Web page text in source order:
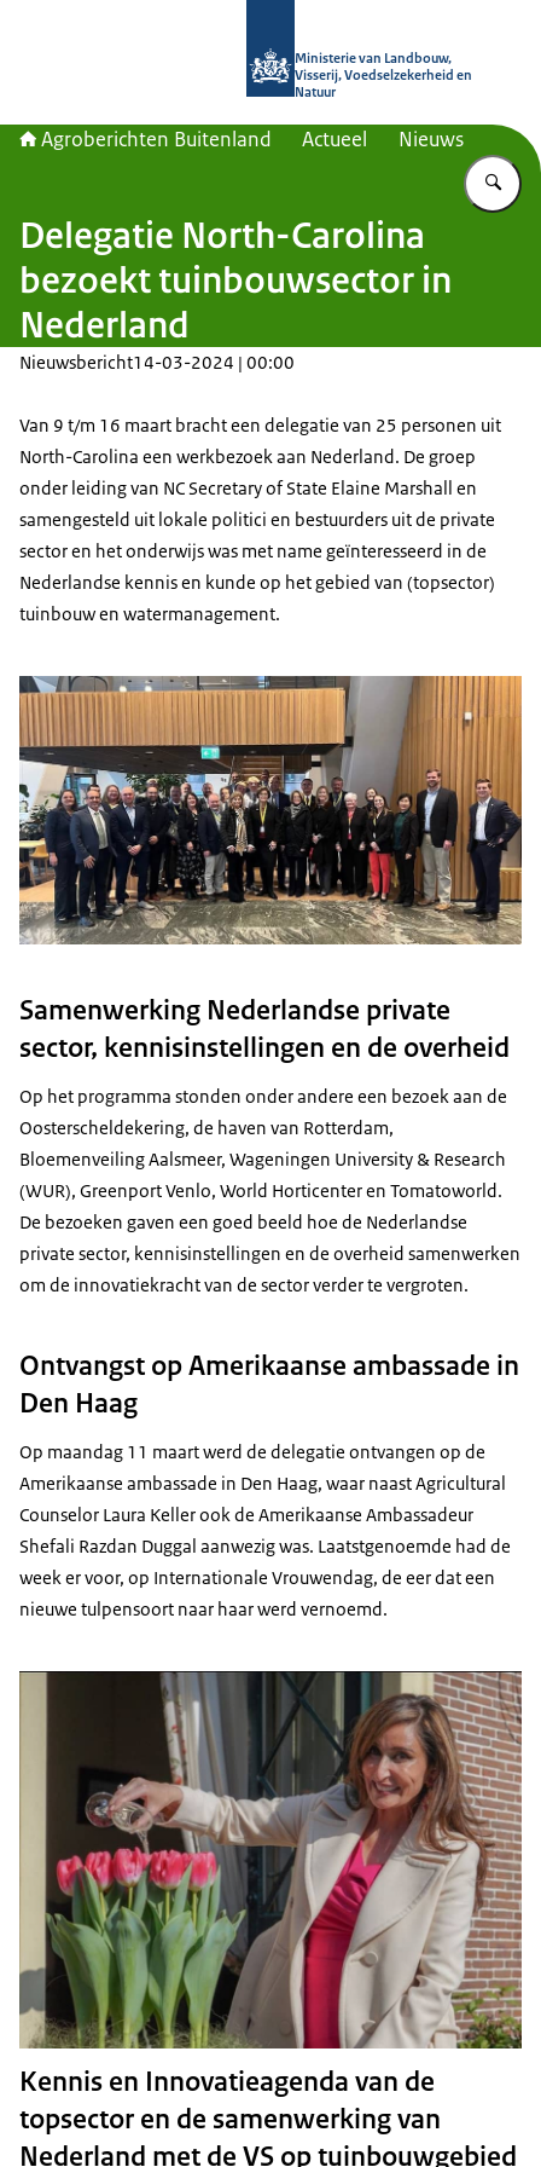
Ministerie van Landbouw,
Visserij, Voedselzekerheid en
Natuur
Agroberichten Buitenland Actueel Nieuws
Delegatie North-Carolina
bezoekt tuinbouwsector in
Nederland
Nieuwsbericht14-03-2024 | 00:00
Van 9 t/m 16 maart bracht een delegatie van 25 personen uit
North-Carolina een werkbezoek aan Nederland. De groep
onder leiding van NC Secretary of State Elaine Marshall en
samengesteld uit lokale politici en bestuurders uit de private
sector en het onderwijs was met name geïnteresseerd in de
Nederlandse kennis en kunde op het gebied van (topsector)
tuinbouw en watermanagement.
Samenwerking Nederlandse private
sector, kennisinstellingen en de overheid
Op het programma stonden onder andere een bezoek aan de
Oosterscheldekering, de haven van Rotterdam,
Bloemenveiling Aalsmeer, Wageningen University & Research
(WUR), Greenport Venlo, World Horticenter en Tomatoworld.
De bezoeken gaven een goed beeld hoe de Nederlandse
private sector, kennisinstellingen en de overheid samenwerken
om de innovatiekracht van de sector verder te vergroten.
Ontvangst op Amerikaanse ambassade in
Den Haag
Op maandag 11 maart werd de delegatie ontvangen op de
Amerikaanse ambassade in Den Haag, waar naast Agricultural
Counselor Laura Keller ook de Amerikaanse Ambassadeur
Shefali Razdan Duggal aanwezig was. Laatstgenoemde had de
week er voor, op Internationale Vrouwendag, de eer dat een
nieuwe tulpensoort naar haar werd vernoemd.
Kennis en Innovatieagenda van de
topsector en de samenwerking van
Nederland met de VS op tuinbouwgebied